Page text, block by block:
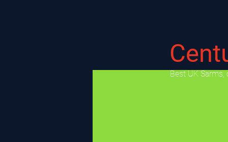
​Best UK